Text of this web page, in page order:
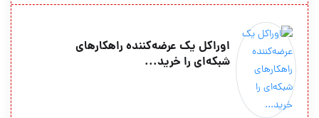
اوراکل یک عرضه‏‌کننده راهکارهای
شبکه‌‏ای را خرید...